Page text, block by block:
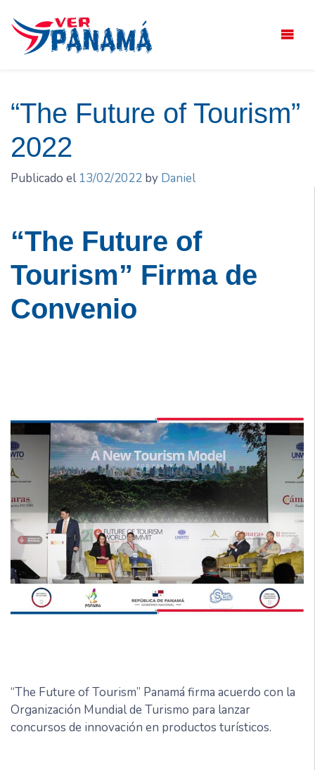
contenido
“The Future of Tourism”
2022
Publicado el 13/02/2022 by Daniel
“The Future of
Tourism” Firma de
Convenio
“The Future of Tourism” Panamá firma acuerdo con la
Organización Mundial de Turismo para lanzar
concursos de innovación en productos turísticos.